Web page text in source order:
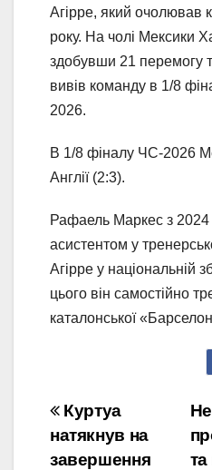
Агірре, який очолював
року. На чолі Мексики
здобувши 21 перемогу
вивів команду в 1/8
2026.
В 1/8 фіналу ЧС-2026
Англії (2:3).
Рафаель Маркес з
асистентом у
Агірре у національній
цього він самостійно
каталонської
Навігація
записів
Куртуа
натякнув на
завершення